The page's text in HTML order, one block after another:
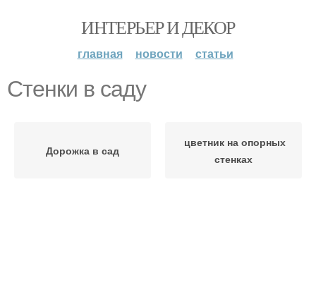
ИНТЕРЬЕР И ДЕКОР
главная новости статьи
Стенки в саду
Дорожка в сад
цветник на опорных
стенках